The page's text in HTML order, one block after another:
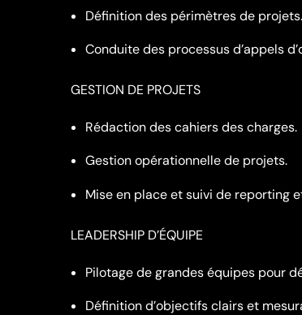
Définition des périmètres de projets.
Conduite des processus d’appels
GESTION DE PROJETS
Rédaction des cahiers des charges.
Gestion opérationnelle de projets.
Mise en place et suivi de reporting
LEADERSHIP D’ÉQUIPE
Pilotage de grandes équipes pour
Définition d’objectifs clairs et